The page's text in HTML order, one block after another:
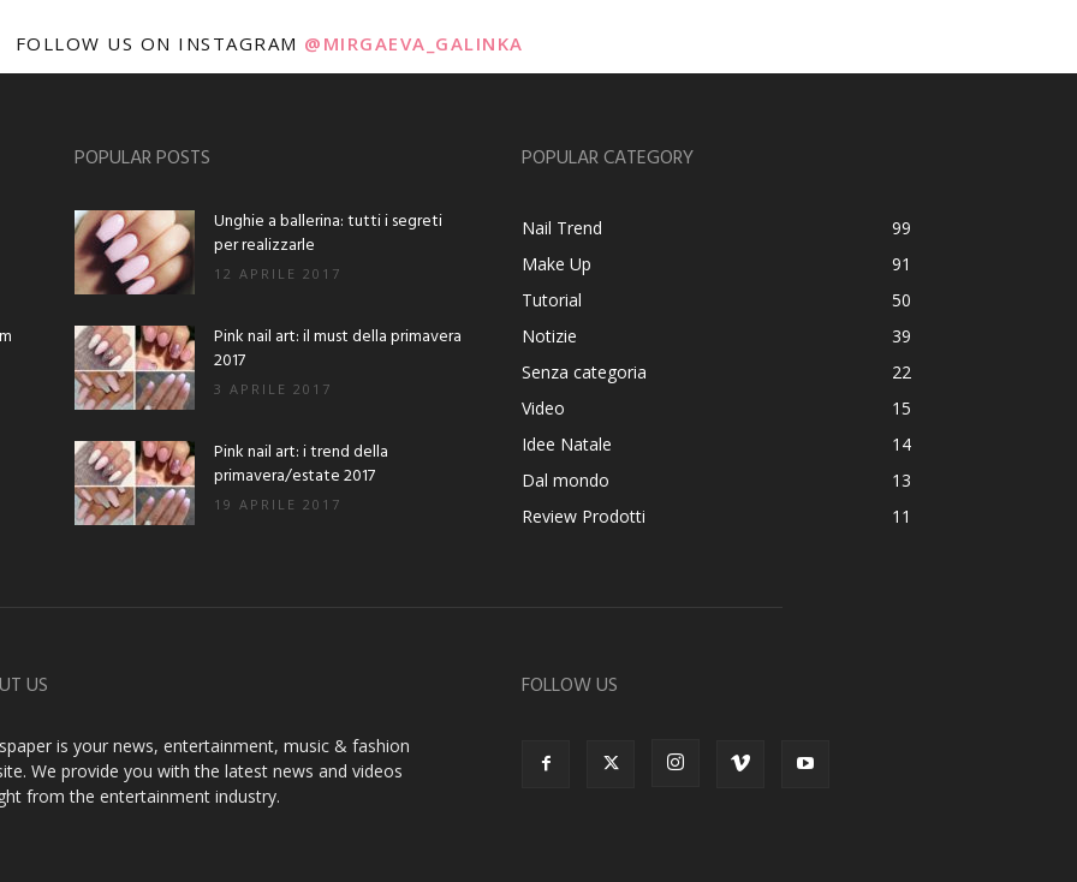
FOLLOW US ON INSTAGRAM @MIRGAEVA_GALINKA
POPULAR POSTS
Unghie a ballerina: tutti i segreti
per realizzarle
12 APRILE 2017
Pink nail art: il must della primavera
2017
3 APRILE 2017
Pink nail art: i trend della
primavera/estate 2017
19 APRILE 2017
POPULAR CATEGORY
Nail Trend
99
Make Up
91
Tutorial
50
Notizie
39
Senza categoria
22
Video
15
Idee Natale
14
Dal mondo
13
Review Prodotti
11
US
is your news, entertainment, music & fashion
We provide you with the latest news and videos
from the entertainment industry.
FOLLOW US